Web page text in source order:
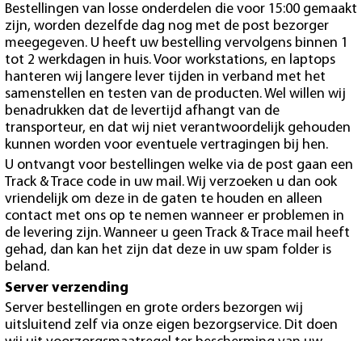
Bestellingen van losse onderdelen die voor 15:00 gemaakt
zijn, worden dezelfde dag nog met de post bezorger
meegegeven. U heeft uw bestelling vervolgens binnen 1
tot 2 werkdagen in huis. Voor workstations, en laptops
hanteren wij langere lever tijden in verband met het
samenstellen en testen van de producten. Wel willen wij
benadrukken dat de levertijd afhangt van de
transporteur, en dat wij niet verantwoordelijk gehouden
kunnen worden voor eventuele vertragingen bij hen.
U ontvangt voor bestellingen welke via de post gaan een
Track & Trace code in uw mail. Wij verzoeken u dan ook
vriendelijk om deze in de gaten te houden en alleen
contact met ons op te nemen wanneer er problemen in
de levering zijn. Wanneer u geen Track & Trace mail heeft
gehad, dan kan het zijn dat deze in uw spam folder is
beland.
Server verzending
Server bestellingen en grote orders bezorgen wij
uitsluitend zelf via onze eigen bezorgservice. Dit doen